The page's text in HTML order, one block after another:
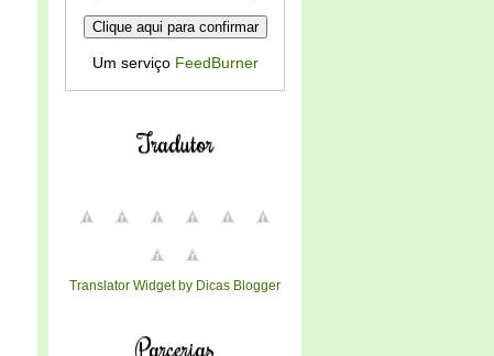
Um serviço FeedBurner
Tradutor
Translator Widget by Dicas Blogger
Parcerias